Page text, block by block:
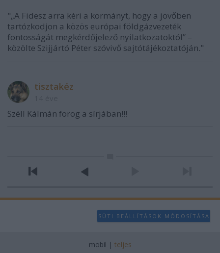
"„A Fidesz arra kéri a kormányt, hogy a jövőben
tartózkodjon a közös európai földgázvezeték
fontosságát megkérdőjelező nyilatkozatoktól” –
közölte Szijjártó Péter szóvivő sajtótájékoztatóján."
tisztakéz
Széll Kálmán forog a sírjában!!!
SÜTI BEÁLLÍTÁSOK MÓDOSÍTÁSA
mobil | teljes